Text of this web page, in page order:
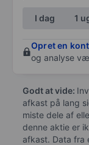
End of
I dag 1
Opret en
og analyse
Godt at vide:
afkast på lang
miste dele af
denne aktie er
afkast. Data fra